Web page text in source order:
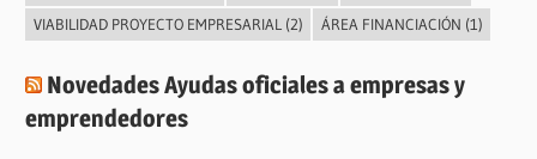
VIABILIDAD PROYECTO EMPRESARIAL (2) ÁREA FINANCIACIÓN (1)
Novedades Ayudas oficiales a empresas y
emprendedores